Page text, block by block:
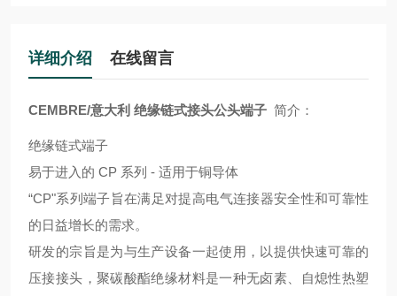
详细介绍 在线留言
CEMBRE/意大利 绝缘链式接头公头端子 简介：
绝缘链式端子
易于进入的 CP 系列 - 适用于铜导体
“CP"系列端子旨在满足对提高电气连接器安全性和可靠性
的日益增长的需求。
研发的宗旨是为与生产设备一起使用，以提供快速可靠的
压接接头，聚碳酸酯绝缘材料是一种无卤素、自熄性热塑